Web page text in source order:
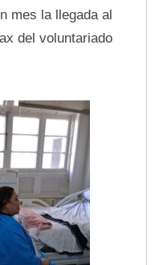
mes la llegada al
del voluntariado